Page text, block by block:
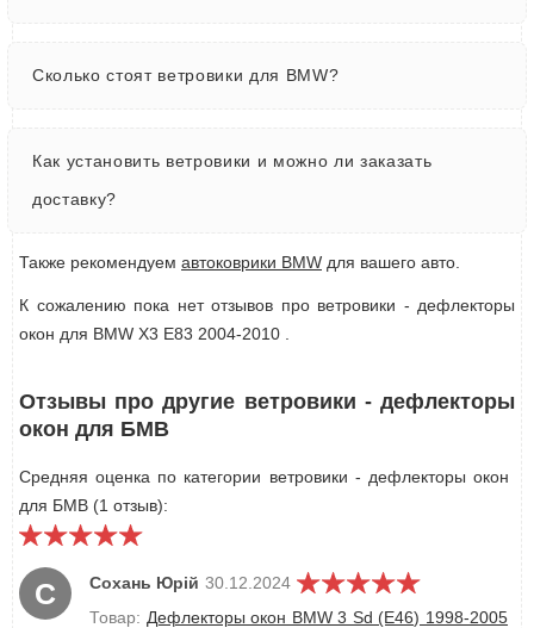
Сколько стоят ветровики для BMW?
Как установить ветровики и можно ли заказать
доставку?
Также рекомендуем автоковрики BMW для вашего авто.
К сожалению пока нет отзывов про ветровики - дефлекторы
окон для BMW X3 E83 2004-2010 .
Отзывы про другие ветровики - дефлекторы
окон для БМВ
Средняя оценка по категории ветровики - дефлекторы окон
для БМВ (1 отзыв):
С Сохань Юрій 30.12.2024
Товар: Дефлекторы окон BMW 3 Sd (E46) 1998-2005